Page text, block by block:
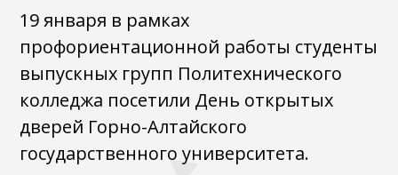
19 января в рамках
профориентационной работы студенты
выпускных групп Политехнического
колледжа посетили День открытых
дверей Горно-Алтайского
государственного университета.